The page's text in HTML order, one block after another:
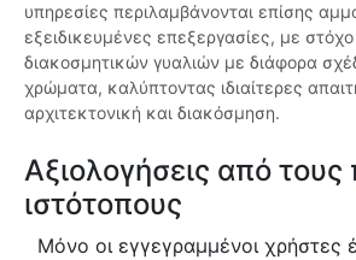
υπηρεσίες περιλαμβάνονται επίσης
εξειδικευμένες επεξεργασίες, με στόχο
διακοσμητικών γυαλιών με διάφορα
χρώματα, καλύπτοντας ιδιαίτερες
αρχιτεκτονική και διακόσμηση.
Αξιολογήσεις από
ιστότοπους
Μόνο οι εγγεγραμμένοι χρήστες